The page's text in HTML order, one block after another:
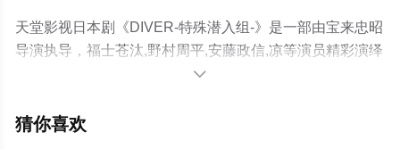
天堂影视日本剧《DIVER-特殊潜入组-》是一部由宝来忠昭
导演执导，福士苍汰,野村周平,安藤政信,凉等演员精彩演绎
的日本电视剧，大结局剧情已揭晓（1-5全集），手机免费
相关信息可移步至豆瓣电视剧、电视猫或剧情网等平台了

猜你喜欢